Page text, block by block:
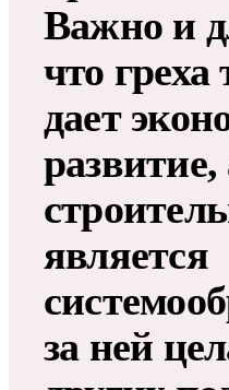
Важно и
что греха
дает
развитие,
является
за ней